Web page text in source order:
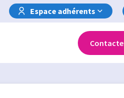
Espace adhérents